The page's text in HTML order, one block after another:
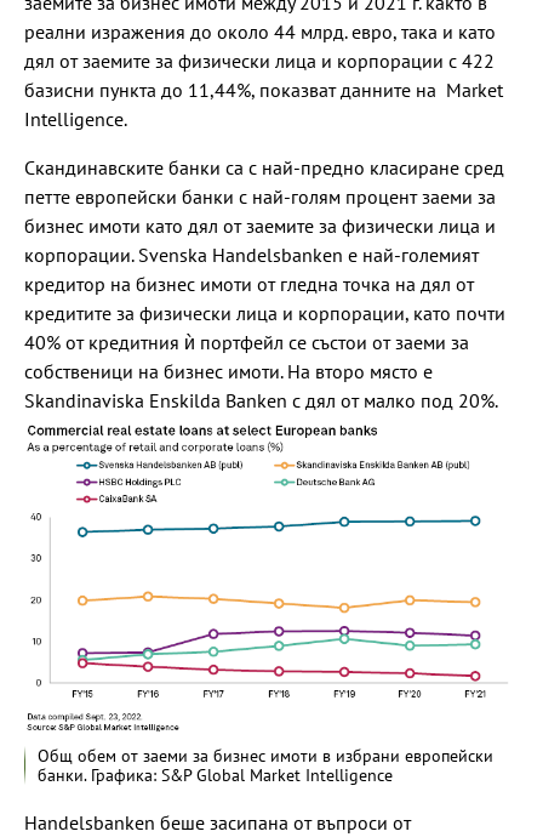
реални изражения до около 44 млрд. евро, така и като
дял от заемите за физически лица и корпорации с 422
базисни пункта до 11,44%, показват данните на Market
Intelligence.
Скандинавските банки са с най-предно класиране сред
петте европейски банки с най-голям процент заеми за
бизнес имоти като дял от заемите за физически лица и
корпорации. Svenska Handelsbanken е най-големият
кредитор на бизнес имоти от гледна точка на дял от
кредитите за физически лица и корпорации, като почти
40% от кредитния ѝ портфейл се състои от заеми за
собственици на бизнес имоти. На второ място е
Skandinaviska Enskilda Banken с дял от малко под 20%.
Общ обем от заеми за бизнес имоти в избрани европейски
банки. Графика: S&P Global Market Intelligence
Handelsbanken беше засипана от въпроси от